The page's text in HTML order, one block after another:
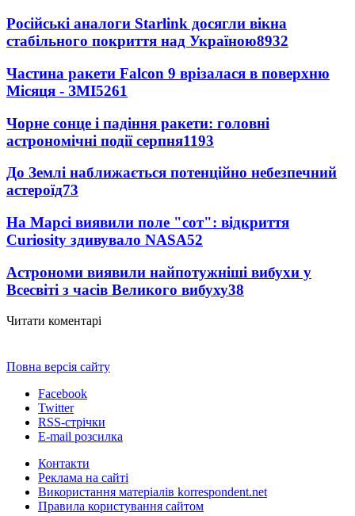
Російські аналоги Starlink досягли вікна
стабільного покриття над Україною8932
Частина ракети Falcon 9 врізалася в поверхню
Місяця - ЗМІ5261
Чорне сонце і падіння ракети: головні
астрономічні події серпня1193
До Землі наближається потенційно небезпечний
астероїд73
На Марсі виявили поле "сот": відкриття
Curiosity здивувало NASA52
Астрономи виявили найпотужніші вибухи у
Всесвіті з часів Великого вибуху38
Читати коментарі
Повна версія сайту
Facebook
Twitter
RSS-стрічки
E-mail розсилка
Контакти
Реклама на сайті
Використання матеріалів korrespondent.net
Правила користування сайтом